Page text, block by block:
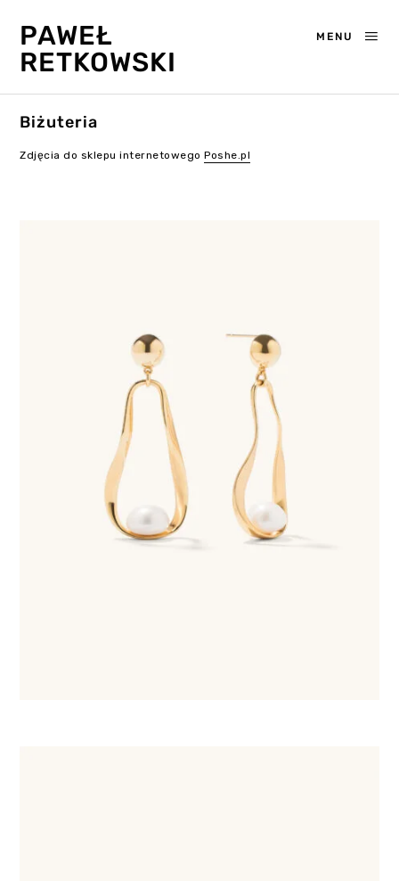
PAWEŁ
RETKOWSKI
MENU
Biżuteria
Zdjęcia do sklepu internetowegoPoshe.pl